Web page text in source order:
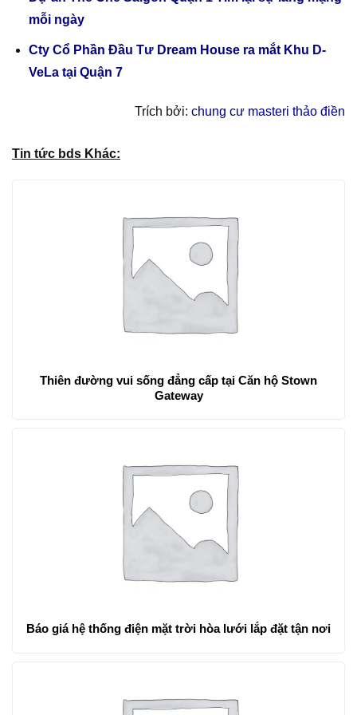
mỗi ngày
Cty Cổ Phần Đầu Tư Dream House ra mắt Khu D-
VeLa tại Quận 7
Trích bởi: chung cư masteri thảo điền
Tin tức bds Khác:
Thiên đường vui sống đẳng cấp tại Căn hộ Stown
Gateway
Báo giá hệ thống điện mặt trời hòa lưới lắp đặt tận nơi